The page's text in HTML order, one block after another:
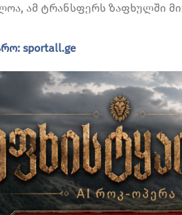
ამ ტრანსფერს ზაფხულში
sportall.ge